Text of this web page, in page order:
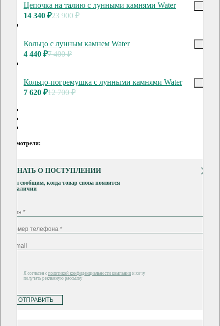
Цепочка на талию с лунными камнями Water
14 340 ₽23 900 ₽
Кольцо с лунным камнем Water
4 440 ₽7 400 ₽
Кольцо-погремушка с лунными камнями Water
7 620 ₽12 700 ₽
Вы смотрели:
УЗНАТЬ О ПОСТУПЛЕНИИ
Мы сообщим, когда товар снова появится
в наличии
Я согласен с политикой конфиденциальности компании и хочу
получать рекламную рассылку
ОТПРАВИТЬ